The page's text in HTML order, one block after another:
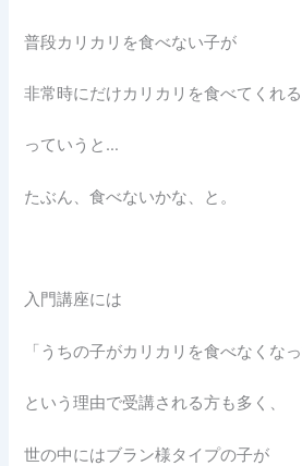
普段カリカリを食べない子が
非常時にだけカリカリを食べてくれる
っていうと…
たぶん、食べないかな、と。
入門講座には
「うちの子がカリカリを食べなくな
という理由で受講される方も多く、
世の中にはブラン様タイプの子が